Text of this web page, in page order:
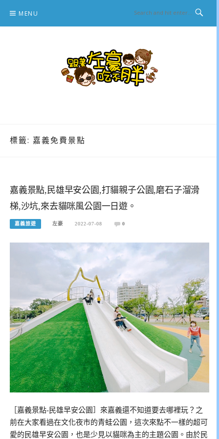
content
MENU
標籤: 嘉義免費景點
嘉義景點,民雄早安公園,打貓親子公園,磨石子溜滑
梯,沙坑,來去貓咪風公園一日遊。
嘉義旅遊 左豪 2022-07-08 0
［嘉義景點-民雄早安公園］來嘉義還不知道要去哪裡玩？之
前在大家看過在文化夜市的青蛙公園，這次來點不一樣的超可
愛的民雄早安公園，也是少見以貓咪為主的主題公園。由於民